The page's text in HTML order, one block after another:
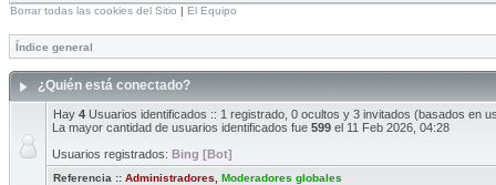
Borrar todas las cookies del Sitio | El Equipo
Índice general
¿Quién está conectado?
Hay 4 Usuarios identificados :: 1 registrado, 0 ocultos y 3 invitados (basados en
La mayor cantidad de usuarios identificados fue 599 el 11 Feb 2026, 04:28
Usuarios registrados: Bing [Bot]
Referencia :: Administradores Moderadores globales